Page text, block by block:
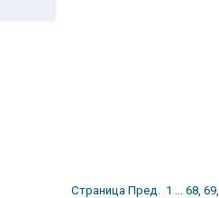
Стрaница Пред. 1 ... 68, 69,